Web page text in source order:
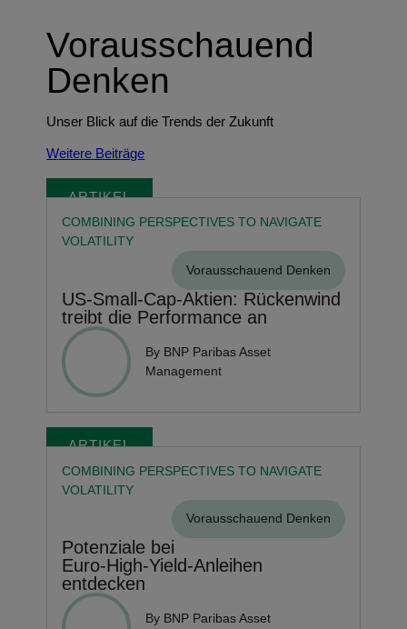
Vorausschauend
Denken
Unser Blick auf die Trends der Zukunft
Weitere Beiträge
ARTIKEL
COMBINING PERSPECTIVES TO NAVIGATE
VOLATILITY
Vorausschauend Denken
US‑Small‑Cap‑Aktien: Rückenwind
treibt die Performance an
By BNP Paribas Asset
Management
ARTIKEL
COMBINING PERSPECTIVES TO NAVIGATE
VOLATILITY
Vorausschauend Denken
Potenziale bei
Euro‑High‑Yield‑Anleihen
entdecken
By BNP Paribas Asset